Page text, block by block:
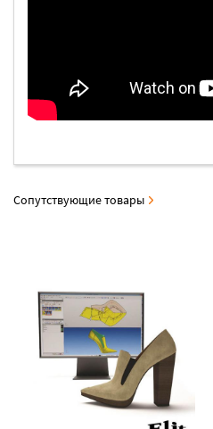
Сопутствующие товары